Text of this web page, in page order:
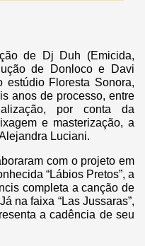
de Dj Duh (Emicida,
de Donloco e Davi
estúdio Floresta Sonora,
anos de processo, entre
por conta da
e masterização, a
Luciani.
com o projeto em
“Lábios Pretos”, a
completa a canção de
na faixa “Las Jussaras”,
a cadência de seu